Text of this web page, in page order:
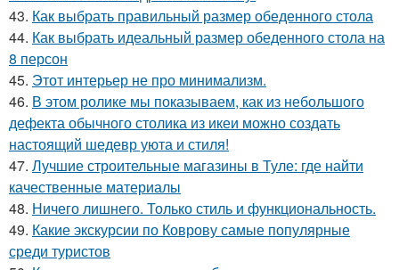
43. Как выбрать правильный размер обеденного стола
44. Как выбрать идеальный размер обеденного стола на
8 персон
45. Этот интерьер не про минимализм.
46. В этом ролике мы показываем, как из небольшого
дефекта обычного столика из икеи можно создать
настоящий шедевр уюта и стиля!
47. Лучшие строительные магазины в Туле: где найти
качественные материалы
48. Ничего лишнего. Только стиль и функциональность.
49. Какие экскурсии по Коврову самые популярные
среди туристов